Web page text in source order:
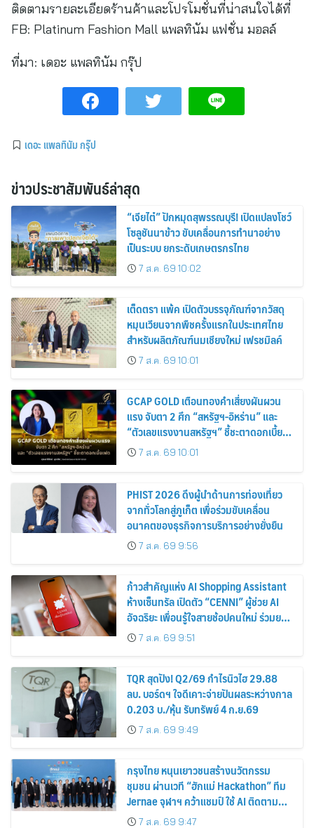
ติดตามรายละเอียดร้านค้าและโปรโมชั่นที่น่าสนใจได้ที่
FB: Platinum Fashion Mall แพลทินัม แฟชั่น มอลล์
ที่มา: เดอะ แพลทินัม กรุ๊ป
เดอะ แพลทินัม กรุ๊ป
ข่าวประชาสัมพันธ์ล่าสุด
“เจียไต๋” ปักหมุดสุพรรณบุรี! เปิดแปลงโชว์
โซลูชันนาข้าว ขับเคลื่อนการทำนาอย่าง
เป็นระบบ ยกระดับเกษตรกรไทย
7 ส.ค. 69 10:02
เต็ดตรา แพ้ค เปิดตัวบรรจุภัณฑ์จากวัสดุ
หมุนเวียนจากพืชครั้งแรกในประเทศไทย
สำหรับผลิตภัณฑ์นมเชียงใหม่ เฟรชมิลค์
7 ส.ค. 69 10:01
GCAP GOLD เตือนทองคำเสี่ยงผันผวน
แรง จับตา 2 ศึก “สหรัฐฯ-อิหร่าน” และ
“ตัวเลขแรงงานสหรัฐฯ” ชี้ชะตาดอกเบี้ย
เฟด7 ส.ค. 69 10:01
PHIST 2026 ดึงผู้นำด้านการท่องเที่ยว
จากทั่วโลกสู่ภูเก็ต เพื่อร่วมขับเคลื่อน
อนาคตของธุรกิจการบริการอย่างยั่งยืน
7 ส.ค. 69 9:56
ก้าวสำคัญแห่ง AI Shopping Assistant
ห้างเซ็นทรัล เปิดตัว “CENNI” ผู้ช่วย AI
อัจฉริยะ เพื่อนรู้ใจสายช้อปคนใหม่ ร่วมยก
ระดับประสบการณ์ช้อปปิ้งให้ง่ายขึ้นได้ ใน
แชตเดียว
7 ส.ค. 69 9:51
TQR สุดปัง! Q2/69 กำไรนิวไฮ 29.88
ลบ. บอร์ดฯ ใจดีเคาะจ่ายปันผลระหว่างกาล
0.203 บ./หุ้น รับทรัพย์ 4 ก.ย.69
7 ส.ค. 69 9:49
กรุงไทย หนุนเยาวชนสร้างนวัตกรรม
ชุมชน ผ่านเวที “ฮักแม่ Hackathon” ทีม
Jernae จุฬาฯ คว้าแชมป์ ใช้ AI ติดตาม
ทรัพย์สินสูญหาย
7 ส.ค. 69 9:47